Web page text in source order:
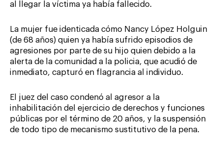
al llegar la víctima ya había fallecido.
La mujer fue identicada cómo Nancy López Holguin
(de 68 años) quien ya había sufrido episodios de
agresiones por parte de su hijo quien debido a la
alerta de la comunidad a la policia, que acudió de
inmediato, capturó en flagrancia al individuo.
El juez del caso condenó al agresor a la
inhabilitación del ejercicio de derechos y funciones
públicas por el término de 20 años, y la suspensión
de todo tipo de mecanismo sustitutivo de la pena.